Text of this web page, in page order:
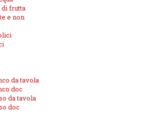
di frutta
e non
da tavola
doc
da tavola
doc